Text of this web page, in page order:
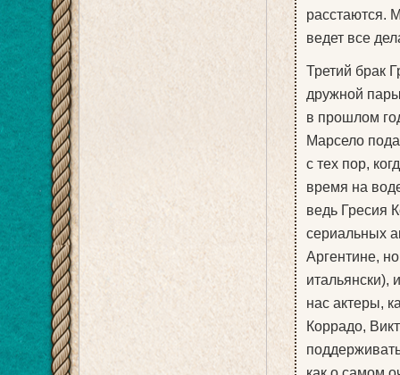
расстаются.
ведет все
Третий брак
дружной
в прошлом
Марсело
с тех пор,
время на
ведь Гресия
сериальных
Аргентине,
итальянски),
нас актеры,
Коррадо,